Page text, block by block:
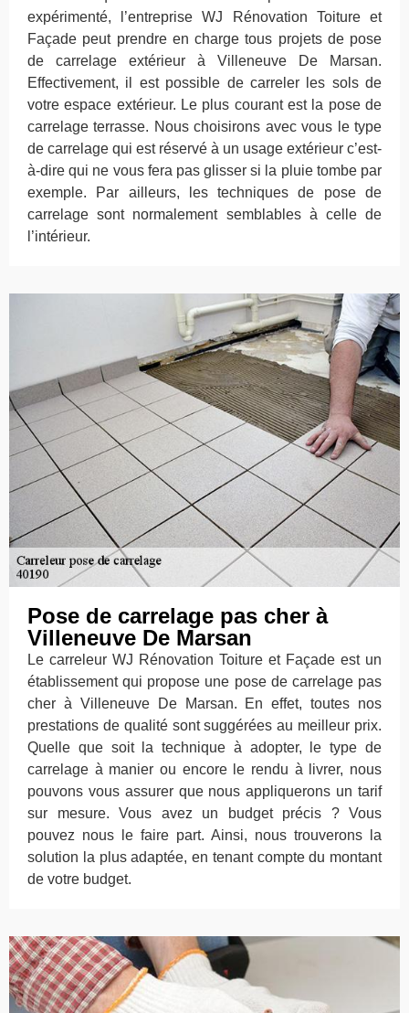
expérimenté, l’entreprise WJ Rénovation Toiture et
Façade peut prendre en charge tous projets de pose
de carrelage extérieur à Villeneuve De Marsan.
Effectivement, il est possible de carreler les sols de
votre espace extérieur. Le plus courant est la pose de
carrelage terrasse. Nous choisirons avec vous le type
de carrelage qui est réservé à un usage extérieur c’est-
à-dire qui ne vous fera pas glisser si la pluie tombe par
exemple. Par ailleurs, les techniques de pose de
carrelage sont normalement semblables à celle de
l’intérieur.
Pose de carrelage pas cher à
Villeneuve De Marsan
Le carreleur WJ Rénovation Toiture et Façade est un
établissement qui propose une pose de carrelage pas
cher à Villeneuve De Marsan. En effet, toutes nos
prestations de qualité sont suggérées au meilleur prix.
Quelle que soit la technique à adopter, le type de
carrelage à manier ou encore le rendu à livrer, nous
pouvons vous assurer que nous appliquerons un tarif
sur mesure. Vous avez un budget précis ? Vous
pouvez nous le faire part. Ainsi, nous trouverons la
solution la plus adaptée, en tenant compte du montant
de votre budget.